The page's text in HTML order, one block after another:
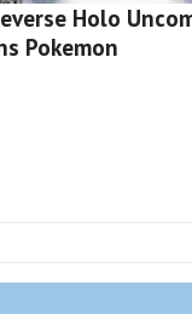
Holo
Pokemon